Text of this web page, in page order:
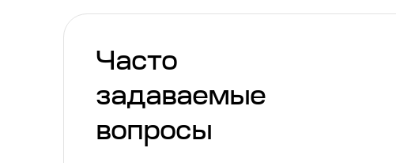
Часто
задаваемые
вопросы